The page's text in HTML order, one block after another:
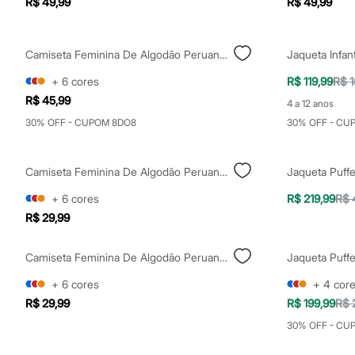
Calçados
Sapatos
Sandálias e Papetes
Tênis
Moda esportiva
Acessórios
Bermudas
Calçados
Regatas
Moda íntima
Cuecas
Meias
Moda praia
Personagens
Plus size
Blusas e Camisetas
Calças
Camiseta Feminina De Algodão Peruano Decote V Rosa
+ 6 cores
R$ 45,99
30% OFF - CUPOM 8DO8
R$ 119,99R$
4 a 12 anos
30% OFF -
Camiseta Feminina De Algodão Peruano Decote V Preta
+ 6 cores
R$ 29,99
R$ 219,99R$
Camiseta Feminina De Algodão Peruano Decote V Vermelha
+ 6 cores
R$ 29,99
+ 4
R$ 199,99R$
30% OFF -